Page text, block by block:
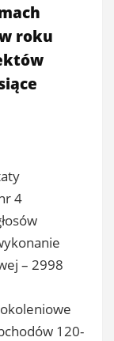
roku
4
– 2998
120-